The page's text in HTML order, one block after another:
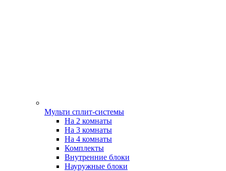
Мульти сплит-системы
На 2 комнаты
На 3 комнаты
На 4 комнаты
Комплекты
Внутренние блоки
Науружные блоки